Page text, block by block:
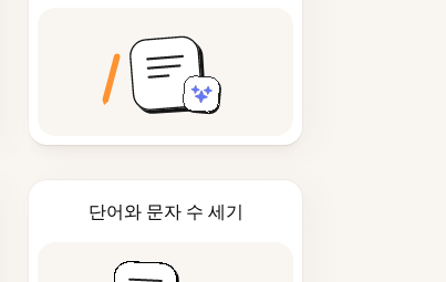
단어와 문자 수 세기